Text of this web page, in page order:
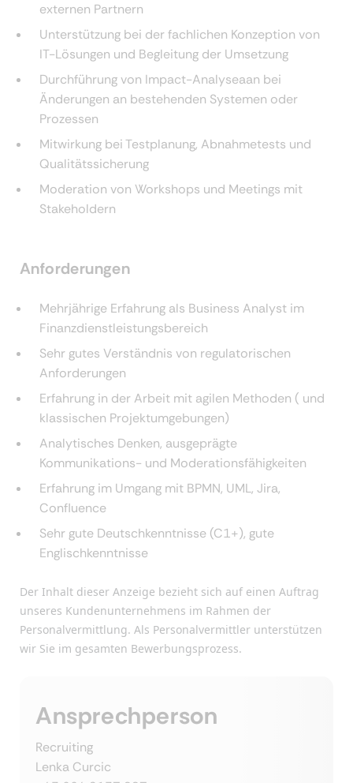
externen Partnern
Unterstützung bei der fachlichen Konzeption von
IT-Lösungen und Begleitung der Umsetzung
Durchführung von Impact-Analyseaan bei
Änderungen an bestehenden Systemen oder
Prozessen
Mitwirkung bei Testplanung, Abnahmetests und
Qualitätssicherung
Moderation von Workshops und Meetings mit
Stakeholdern
Anforderungen
Mehrjährige Erfahrung als Business Analyst im
Finanzdienstleistungsbereich
Sehr gutes Verständnis von regulatorischen
Anforderungen
Erfahrung in der Arbeit mit agilen Methoden ( und
klassischen Projektumgebungen)
Analytisches Denken, ausgeprägte
Kommunikations- und Moderationsfähigkeiten
Erfahrung im Umgang mit BPMN, UML, Jira,
Confluence
Sehr gute Deutschkenntnisse (C1+), gute
Englischkenntnisse
Der Inhalt dieser Anzeige bezieht sich auf einen Auftrag
unseres Kundenunternehmens im Rahmen der
Personalvermittlung. Als Personalvermittler unterstützen
wir Sie im gesamten Bewerbungsprozess.
Ansprechperson
Recruiting
Lenka Curcic